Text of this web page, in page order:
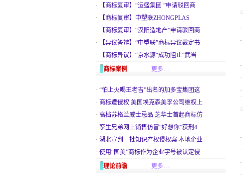
·
【商标复审】“运盛集团 ”申请驳回商
·
【商标复审】中塑联ZHONGPLAS
·
【商标复审】“汉阳造地产”申请驳回商
·
【异议答辩】“中塑联”商标异议裁定书
·
【商标异议】“京水源“成功阻止“武当
商标案例
更多…
· “怕上火喝王老吉”出名的加多宝集团这
· 商标遭侵权 美国埃克森美孚公司维权上
· 高档苏格兰威士忌品 芝华士首起商标仿
· 孪生兄弟网上销售仿冒“好想你”获刑4
· 湖北宣判一批知识产权侵权案 本地企业
· 使用“国美”商标作为企业字号被认定侵
理论前瞻
更多…
·
·
·
·
·
·
·
·
·
·
·